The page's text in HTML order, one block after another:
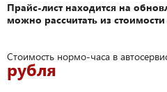
Прайс-лист находится на
можно рассчитать из
Стоимость нормо-часа в
рубля